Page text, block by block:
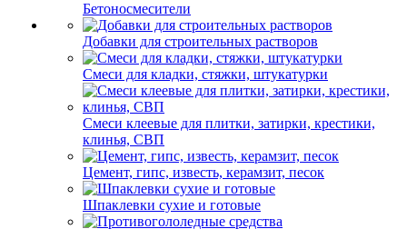
Бетоносмесители
Добавки для строительных растворов
Смеси для кладки, стяжки, штукатурки
Смеси клеевые для плитки, затирки, крестики,
клинья, СВП
Цемент, гипс, известь, керамзит, песок
Шпаклевки сухие и готовые